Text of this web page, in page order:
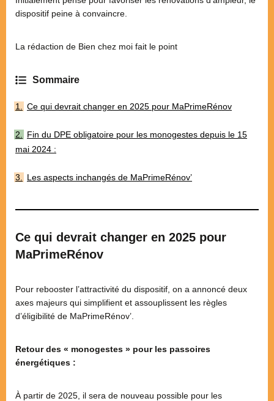
dispositif peine à convaincre.
La rédaction de Bien chez moi fait le point
Ce qui devrait changer en 2025 pour MaPrimeRénov
Fin du DPE obligatoire pour les monogestes depuis le 15
mai 2024 :
Les aspects inchangés de MaPrimeRénov’
Ce qui devrait changer en 2025 pour
MaPrimeRénov
Pour rebooster l’attractivité du dispositif, on a annoncé deux
axes majeurs qui simplifient et assouplissent les règles
d’éligibilité de MaPrimeRénov’.
Retour des « monogestes » pour les passoires
énergétiques :
À partir de 2025, il sera de nouveau possible pour les